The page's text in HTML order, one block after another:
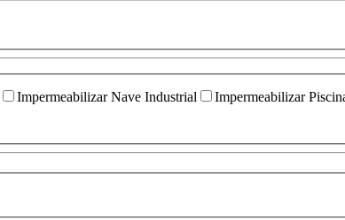
Impermeabilizar Nave Industrial Impermeabilizar